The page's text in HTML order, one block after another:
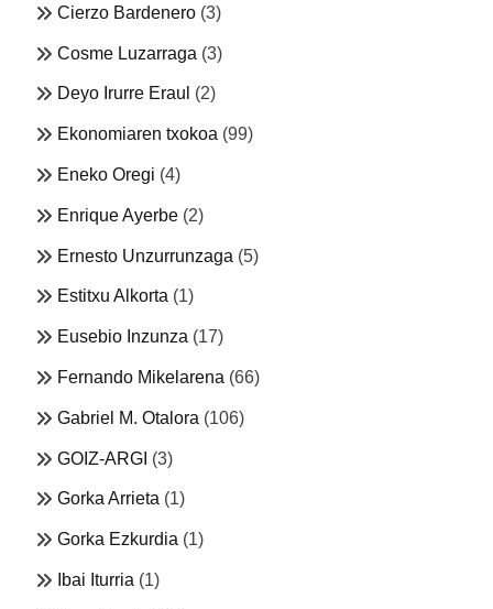
Cierzo Bardenero (3)
Cosme Luzarraga (3)
Deyo Irurre Eraul (2)
Ekonomiaren txokoa (99)
Eneko Oregi (4)
Enrique Ayerbe (2)
Ernesto Unzurrunzaga (5)
Estitxu Alkorta (1)
Eusebio Inzunza (17)
Fernando Mikelarena (66)
Gabriel M. Otalora (106)
GOIZ-ARGI (3)
Gorka Arrieta (1)
Gorka Ezkurdia (1)
Ibai Iturria (1)